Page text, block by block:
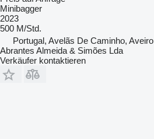
Minibagger
2023
500 M/Std.
Portugal, Avelãs De Caminho, Aveiro
Abrantes Almeida & Simões Lda
Verkäufer kontaktieren